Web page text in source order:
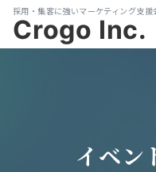
採用・集客に強いマーケティング支援
Crogo Inc.
イベン